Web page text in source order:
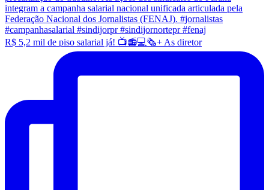
R$ 5,2 mil de piso salarial já! 📺📻💻🗞️+ As diretor